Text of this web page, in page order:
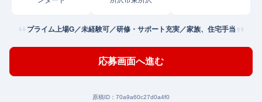
プライム上場G／未経験可／研修・サポート充実／家族、住宅手当
応募画面へ進む
原稿ID： 70a9a60c27d0a4f0